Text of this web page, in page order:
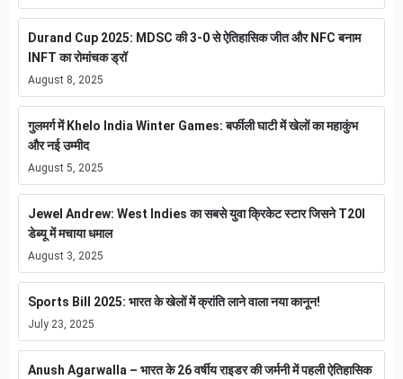
Durand Cup 2025: MDSC की 3-0 से ऐतिहासिक जीत और NFC बनाम
INFT का रोमांचक ड्रॉ
August 8, 2025
गुलमर्ग में Khelo India Winter Games: बर्फीली घाटी में खेलों का महाकुंभ
और नई उम्मीद
August 5, 2025
Jewel Andrew: West Indies का सबसे युवा क्रिकेट स्टार जिसने T20I
डेब्यू में मचाया धमाल
August 3, 2025
Sports Bill 2025: भारत के खेलों में क्रांति लाने वाला नया कानून!
July 23, 2025
Anush Agarwalla – भारत के 26 वर्षीय राइडर की जर्मनी में पहली ऐतिहासिक